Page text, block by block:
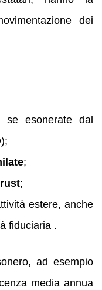
dei
esonerate dal
;
;
estere, anche
fiduciaria .
ad esempio
media annua